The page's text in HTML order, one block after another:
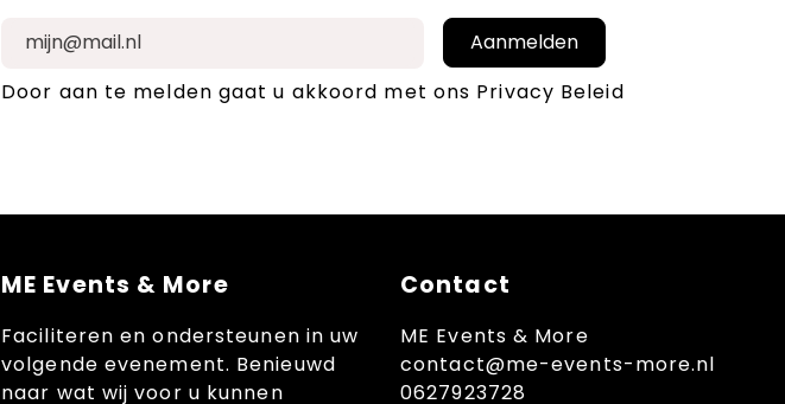
Aanmelden
Door aan te melden gaat u akkoord met ons Privacy Beleid
ME Events & More
Faciliteren en ondersteunen in uw
volgende evenement. Benieuwd
naar wat wij voor u kunnen
Contact
ME Events & More
contact@me-events-more.nl
0627923728